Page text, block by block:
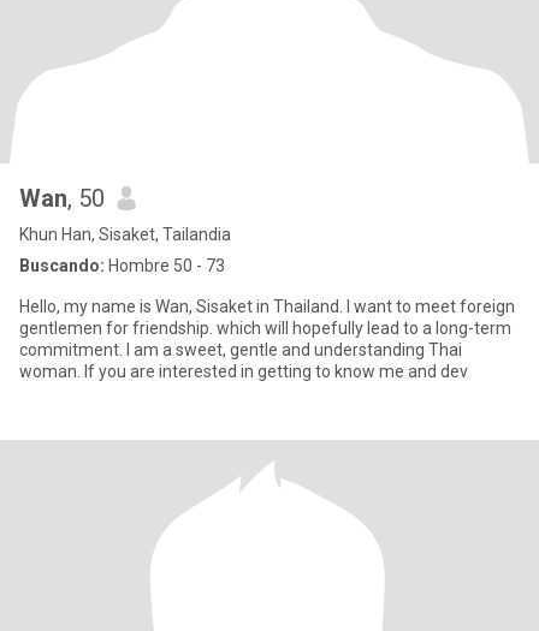
Wan, 50
Khun Han, Sisaket, Tailandia
Buscando: Hombre 50 - 73
Hello, my name is Wan, Sisaket in Thailand. I want to meet foreign
gentlemen for friendship. which will hopefully lead to a long-term
commitment. I am a sweet, gentle and understanding Thai
woman. If you are interested in getting to know me and dev